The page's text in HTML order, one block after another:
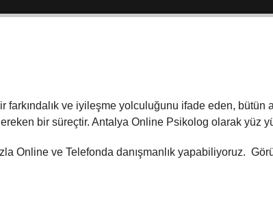
ve iyileşme yolculuğunu ifade eden, bütün
bir süreçtir. Antalya Online Psikolog olarak yüz
Online ve Telefonda danışmanlık yapabiliyoruz.